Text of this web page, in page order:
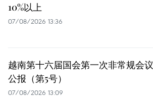
10%以上
07/08/2026 13:36
越南第十六届国会第一次非常规会议
公报（第5号）
07/08/2026 13:09